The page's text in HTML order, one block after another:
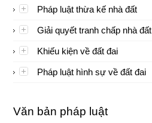
Pháp luật thừa kế nhà đất
Giải quyết tranh chấp nhà đất
Khiếu kiện về đất đai
Pháp luật hình sự về đất đai
Văn bản pháp luật